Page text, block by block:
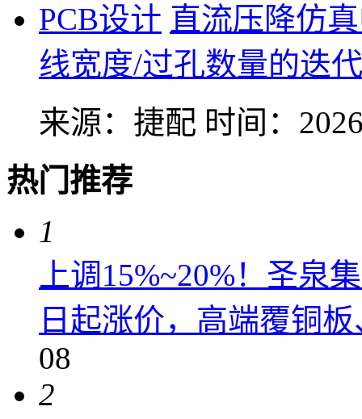
PCB设计 直流压降仿
线宽度/过孔数量的迭
来源：捷配 时间：
热门推荐
1
上调15%~20%！圣泉
日起涨价，高端覆铜
08
2